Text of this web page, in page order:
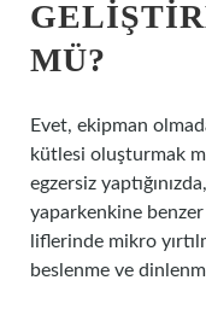
MÜ?
Evet, ekipman
kütlesi oluşturmak
egzersiz
yaparkenkine benzer
liflerinde mikro
beslenme ve